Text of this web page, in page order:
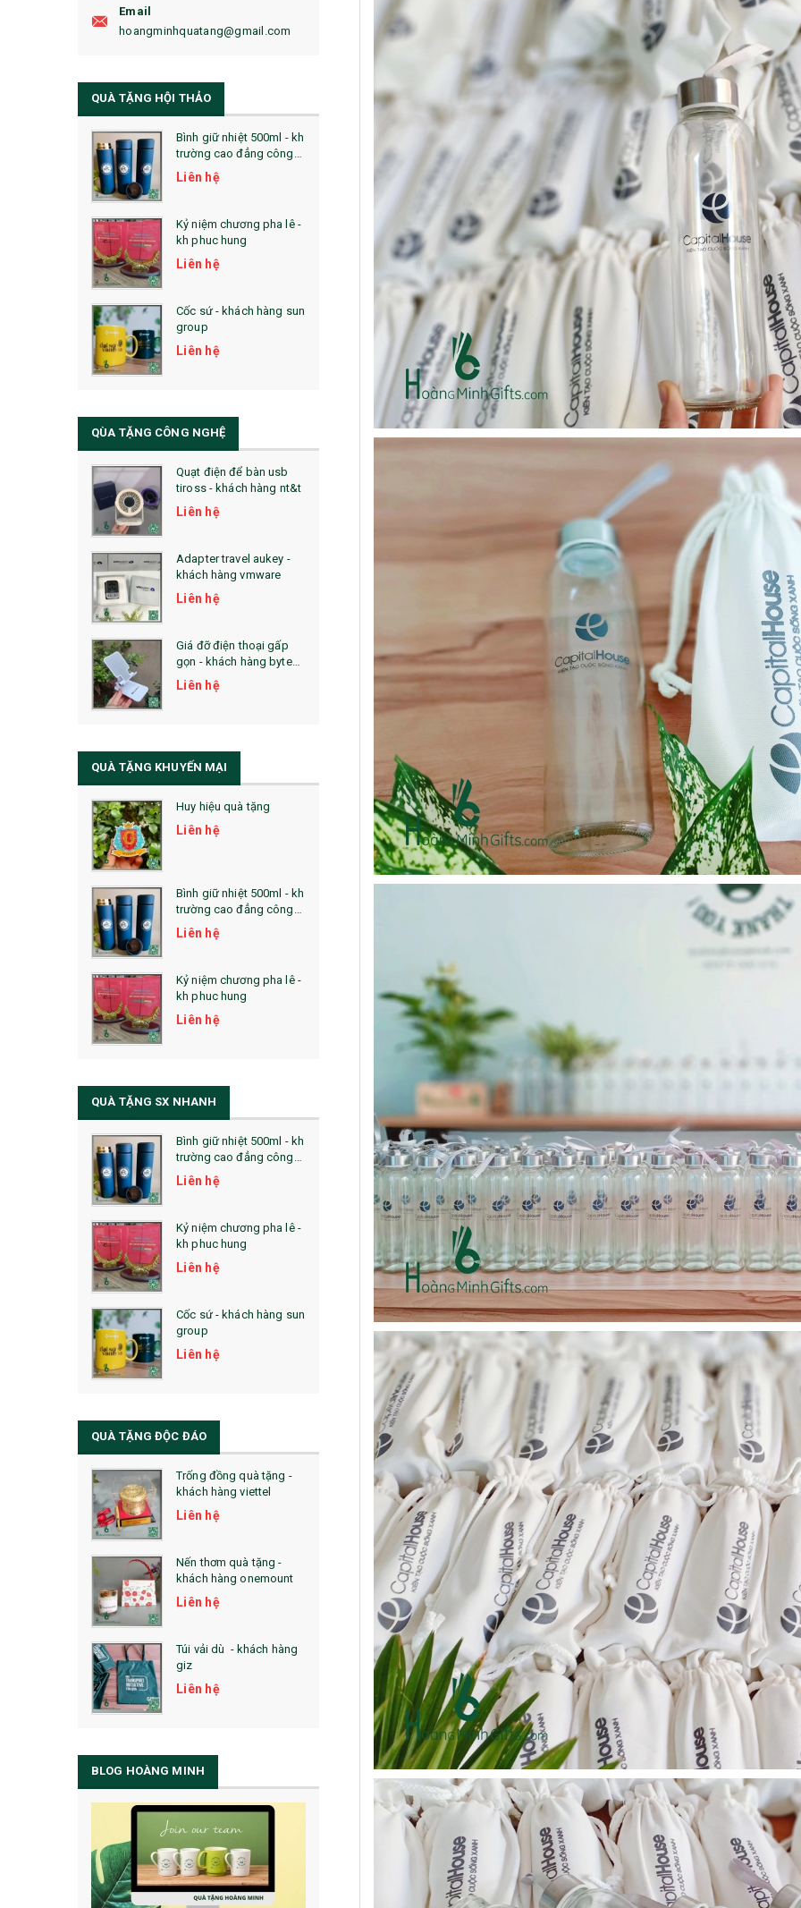
19. ĐỒNG HỒ TREO TƯỜNG
22. ĐỒNG HỒ ĐỂ BÀN
23. QÙA TẶNG ĐỘC ĐÁO
24. QÙA TẶNG PHA LÊ
25. QUÀ TẶNG GLASSLOCK
26. QUÀ TẶNG LUMINARC
28. BỘ ĐỒ ĂN CAO CẤP
29. MÓC KHOÁ
31. TÚI VẢI KHÔNG DỆT
33. MŨ LƯỠI TRAI
36. QUẠT NHỰA QUẢNG CÁO
QUÀ TẶNG KHUYẾN MẠI
QUÀ TẶNG SX NHANH
QUÀ TẶNG HỘI THẢO
QUÀ TẶNG CÔNG NGHỆ
SẢN PHẨM ĐÃ THỰC HIỆN
QUÀ TẶNG SỨC KHỎE
La Fonte
Sổ Sạc Đa Năng
Sổ Lò Xo
Email
hoangminhquatang@gmail.com
QUÀ TẶNG HỘI THẢO
Bình giữ nhiệt 500ml - kh
trường cao đẳng công
nghệ bách khoa hà nội
Liên hệ
Kỷ niệm chương pha lê -
kh phuc hung
Liên hệ
Cốc sứ - khách hàng sun
group
Liên hệ
Bộ sổ bút cao cấp -
khách hàng evs
Liên hệ
Pin sạc dự phòng hoco
j82 10.000mah - khách
hàng nam thắng
Liên hệ
Ô gấp 3 bán tự động -
kh viags
Liên hệ
Bình thủy tinh lọc trà -
khách hàng div
Liên hệ
Bình nước thủy tinh có
dây xách
Cốc giữ nhiệt 500ml
Liên hệ
QÙA TẶNG CÔNG NGHỆ
Quạt điện để bàn usb
tiross - khách hàng nt&t
Liên hệ
Adapter travel aukey -
khách hàng vmware
Liên hệ
Giá đỡ điện thoại gấp
gọn - khách hàng byte
plus
Liên hệ
Bộ quà tặng công nghệ
Lót chuột in logo -
Liên hệ
Chuột không dây 2.4g
hoco gm14 - cscv2025
Liên hệ
Pin sạc hoco j108 -
khách hàng nt&t
Liên hệ
Lót chuột in logo -
khách hàng commvault
Liên hệ
QUÀ TẶNG KHUYẾN MẠI
Huy hiệu quà tặng
Liên hệ
Bình giữ nhiệt 500ml - kh
trường cao đẳng công
nghệ bách khoa hà nội
Liên hệ
Kỷ niệm chương pha lê -
kh phuc hung
Liên hệ
Cốc sứ - khách hàng sun
group
Liên hệ
Ô gấp 3 bán tự động -
kh viags
Liên hệ
Bình thủy tinh lọc trà -
khách hàng div
Liên hệ
Bình nước thủy tinh có
dây xách
QUÀ TẶNG SX NHANH
Bình giữ nhiệt 500ml - kh
trường cao đẳng công
nghệ bách khoa hà nội
Liên hệ
Kỷ niệm chương pha lê -
kh phuc hung
Liên hệ
Cốc sứ - khách hàng sun
group
Liên hệ
Bộ sổ bút cao cấp -
khách hàng evs
Liên hệ
Pin sạc dự phòng hoco
j82 10.000mah - khách
hàng nam thắng
Liên hệ
Bình nước thủy tinh có
dây xách
Liên hệ
Cốc giữ nhiệt 500ml
Liên hệ
Pin sạc dự phòng hoco
j82 10.000mah - khách
hàng synnex fpt
Liên hệ
Hộp namecard kim loại
khắc logo
QUÀ TẶNG ĐỘC ĐÁO
Trống đồng quà tặng -
khách hàng viettel
Liên hệ
Nến thơm quà tặng -
khách hàng onemount
Liên hệ
Túi vải dù - khách hàng
giz
Liên hệ
Hộp da cao cấp đựng
rượu
Liên hệ
Mũ bảo hộ hàn quốc
sseda - onehousing
Liên hệ
Vòng đeo tay cao su in
logo - khách hàng sun
Liên hệ
Loa bluetooth
soundcore ace a1 a3151
- kh cmc corporation
Liên hệ
Loa bluetooth kimiso
bs02 - kh vicem
Liên hệ
Móc khóa mica dẻo -
khách hàng viện quản trị
kinh doanh
Liên hệ
BLOG HOÀNG MINH